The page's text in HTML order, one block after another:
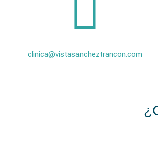
clinica@vistasancheztrancon.com